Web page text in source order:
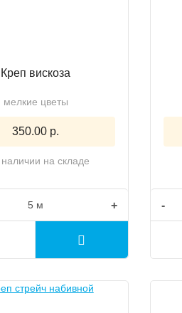
Креп вискоза
мелкие цветы
350.00 р.
на складе
+ -